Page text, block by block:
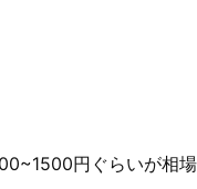
円ぐらいが相